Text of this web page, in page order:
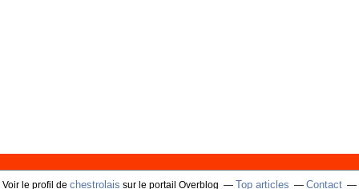
Voir le profil de chestrolais sur le portail Overblog Top articles Contact